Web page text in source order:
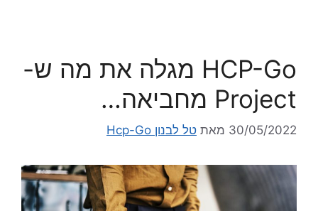
HCP-Go מגלה את מה ש-
Project מחביאה…
30/05/2022 מאת טל לבנון Hcp-Go